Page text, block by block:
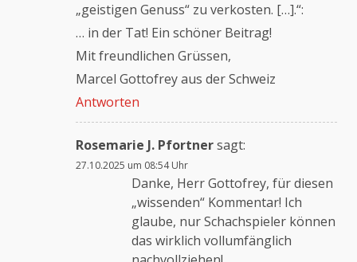
„geistigen Genuss“ zu verkosten. […].“:
… in der Tat! Ein schöner Beitrag!
Mit freundlichen Grüssen,
Marcel Gottofrey aus der Schweiz
Antworten
Rosemarie J. Pfortnersagt:
27.10.2025 um 08:54 Uhr
Danke, Herr Gottofrey, für diesen
„wissenden“ Kommentar! Ich
glaube, nur Schachspieler können
das wirklich vollumfänglich